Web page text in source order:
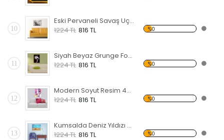
10
Eski Pervaneli Savaş Uçağı Forex Tablo
1224 TL 816 TL %0
11
Siyah Beyaz Grunge Forex Tablo
1224 TL 816 TL %0
12
Modern Soyut Resim 45 Forex Tablo
1224 TL 816 TL %0
13
Kumsalda Deniz Yıldızı Forex Tablo
1224 TL 816 TL %0